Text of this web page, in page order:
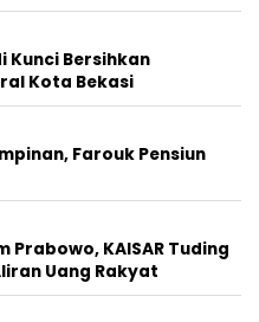
Kunci Bersihkan
Kota Bekasi
Farouk Pensiun
KAISAR Tuding
Uang Rakyat